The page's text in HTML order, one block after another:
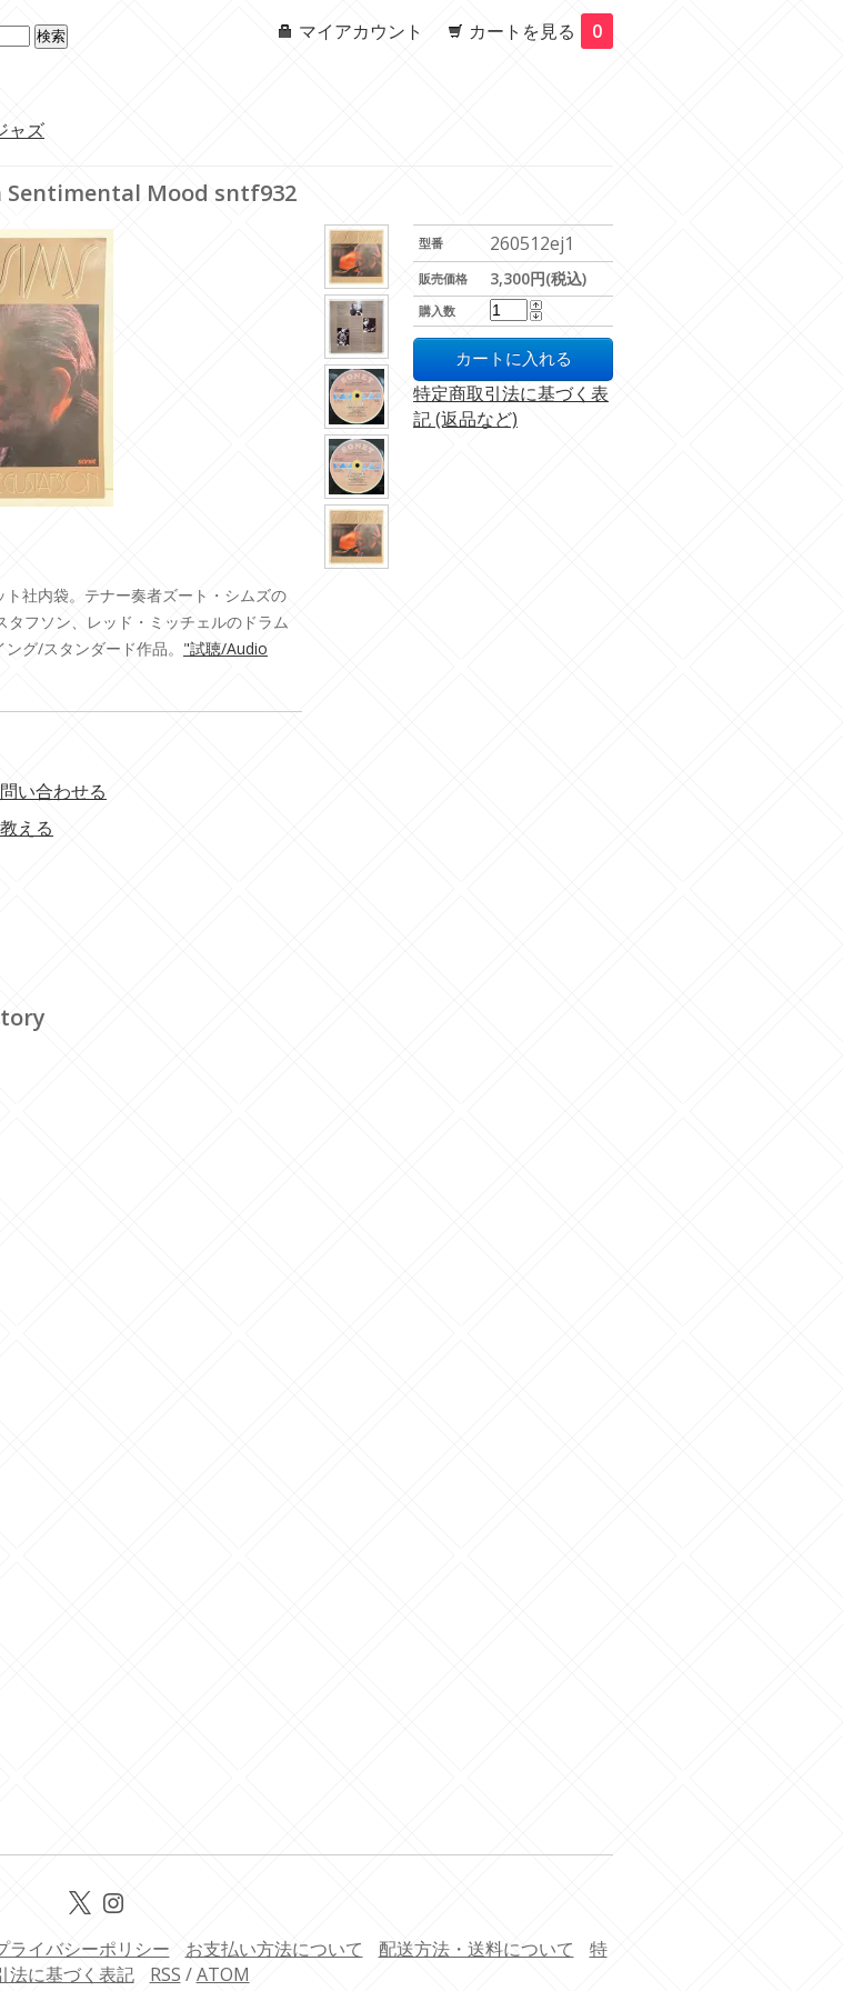
マイアカウント カートを見る 0
ャズ
Sentimental Mood sntf932
型番 260512ej1
販売価格 3,300円(税込)
購入数
特定商取引法に基づく表
記 (返品など)
ト社内袋。テナー奏者ズート・シムズの
タフソン、レッド・ミッチェルのドラム
グ/スタンダード作品。 "試聴/Audio
い合わせる
える
ライバシーポリシー お支払い方法について 配送方法・送料について
特
法に基づく表記
RSS /ATOM